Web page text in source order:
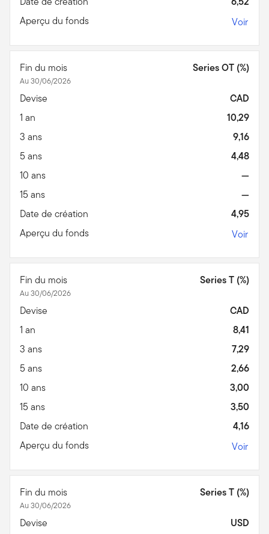
Aperçu du fonds
Voir
Fin du mois
Au 30/06/2026
Series OT (%)
Devise
CAD
1 an
10,29
3 ans
9,16
5 ans
4,48
10 ans
—
15 ans
—
Date de création
4,95
Aperçu du fonds
Voir
Fin du mois
Au 30/06/2026
Series T (%)
Devise
CAD
1 an
8,41
3 ans
7,29
5 ans
2,66
10 ans
3,00
15 ans
3,50
Date de création
4,16
Aperçu du fonds
Voir
Fin du mois
Au 30/06/2026
Series T (%)
Devise
USD